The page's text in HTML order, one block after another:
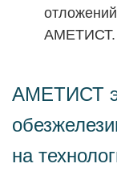
АМЕТИСТ.
АМЕТИСТ
на